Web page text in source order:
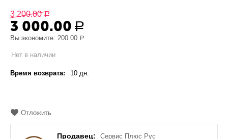
3 200.00 Р
3 000.00 Р
Вы экономите:200.00 Р
Нет в наличии
Время возврата: 10 дн.
Отложить
Продавец:
Сервис Плюс Рус